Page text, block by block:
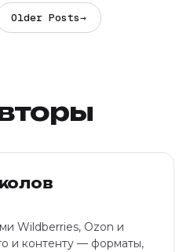
Older Posts→
Wildberries, Ozon и
и контенту — форматы,